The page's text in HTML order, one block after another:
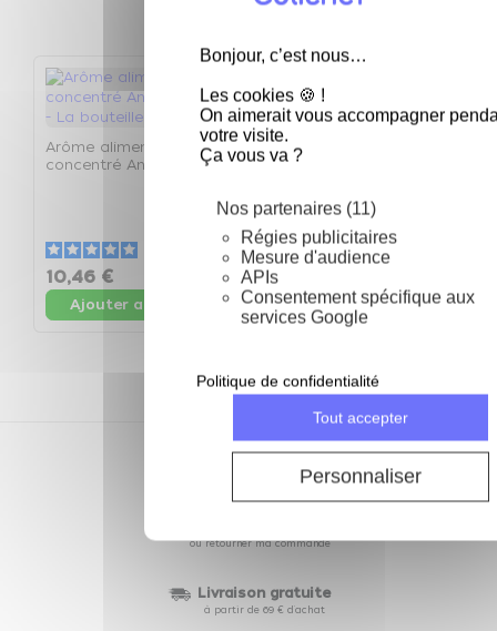
Bonjour, c’est nous…
Les cookies 🍪 !
On aimerait vous accompagner
votre visite.
Ça vous va ?
Nos partenaires (11)
Régies publicitaires
Mesure d'audience
APIs
Consentement spécifique aux
services Google
Tout accepter
Personnaliser
Politique de confidentialité
Arôme alimentaire
concentré Ananas 125ml
avis
10,46 €
Ajouter au panier
Arôme alimentaire
concentré Anis 125ml -
5/5
10,46 €
Ajouter au panier
des prix compétitifs toute l'année
ou retourner ma commande
Livraison gratuite
à partir de 69 € d'achat